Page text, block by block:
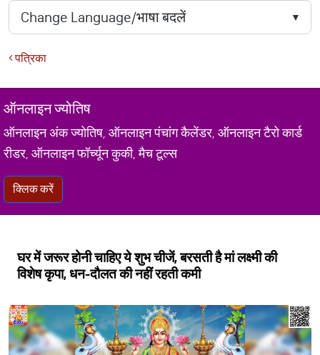
पत्रिका
ऑनलाइन ज्योतिष
ऑनलाइन अंक ज्योतिष, ऑनलाइन पंचांग कैलेंडर, ऑनलाइन टैरो कार्ड
रीडर, ऑनलाइन फॉर्च्यून कुकी, मैच टूल्स
क्लिक करें
घर में जरूर होनी चाहिए ये शुभ चीजें, बरसती है मां लक्ष्मी की
विशेष कृपा, धन-दौलत की नहीं रहती कमी